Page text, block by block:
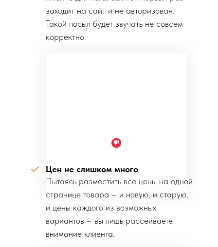
заходит на сайт и не авторизован.
Такой посыл будет звучать не совсем
корректно.
Цен не слишком много
Пытаясь разместить все цены на одной
странице товара – и новую, и старую,
и цены каждого из возможных
вариантов – вы лишь рассеиваете
внимание клиента.